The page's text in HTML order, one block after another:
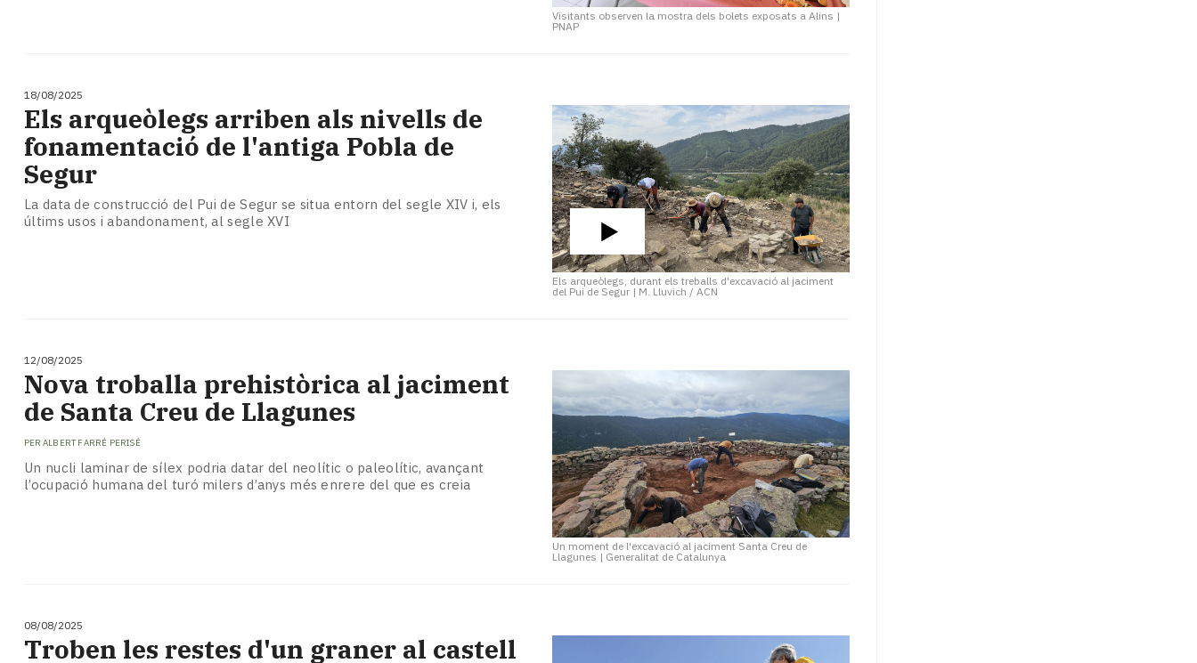
Visitants observen la mostra dels bolets exposats a Alins |
PNAP
18/08/2025
Els arqueòlegs, durant els treballs d'excavació al jaciment
del Pui de Segur | M. Lluvich / ACN
​Els arqueòlegs arriben als nivells de
fonamentació de l'antiga Pobla de
Segur
La data de construcció del Pui de Segur se situa entorn del segle XIV i, els
últims usos i abandonament, al segle XVI
12/08/2025
Un moment de l'excavació al jaciment Santa Creu de
Llagunes | Generalitat de Catalunya
Nova troballa prehistòrica al jaciment
de Santa Creu de Llagunes
PER ALBERT FARRÉ PERISÉ
Un nucli laminar de sílex podria datar del neolític o paleolític, avançant
l’ocupació humana del turó milers d’anys més enrere del que es creia
08/08/2025
​Troben les restes d'un graner al castell